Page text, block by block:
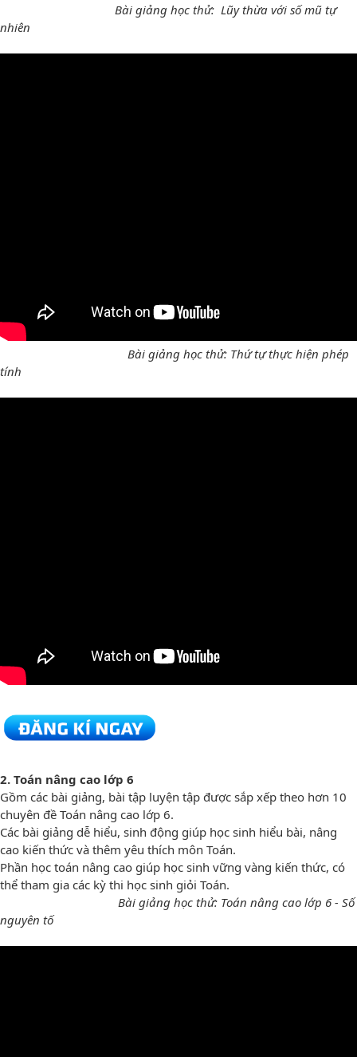
Bài giảng học thử: Lũy thừa với số mũ tự
nhiên
Bài giảng học thử: Thứ tự thực hiện phép
tính
2. Toán nâng cao lớp 6
Gồm các bài giảng, bài tập luyện tập được sắp xếp theo hơn 10
chuyên đề Toán nâng cao lớp 6.
Các bài giảng dễ hiểu, sinh động giúp học sinh hiểu bài, nâng
cao kiến thức và thêm yêu thích môn Toán.
Phần học toán nâng cao giúp học sinh vững vàng kiến thức, có
thể tham gia các kỳ thi học sinh giỏi Toán.
Bài giảng học thử: Toán nâng cao lớp 6 - Số
nguyên tố